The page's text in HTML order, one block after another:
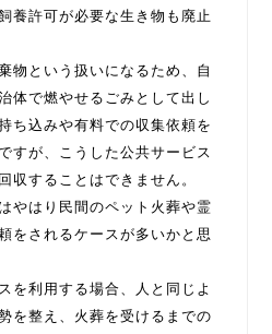
養許可が必要な生き物も廃止
物という扱いになるため、自
体で燃やせるごみとして出し
ち込みや有料での収集依頼を
すが、こうした公共サービス
収することはできません。
やはり民間のペット火葬や霊
をされるケースが多いかと思
を利用する場合、人と同じよ
を整え、火葬を受けるまでの